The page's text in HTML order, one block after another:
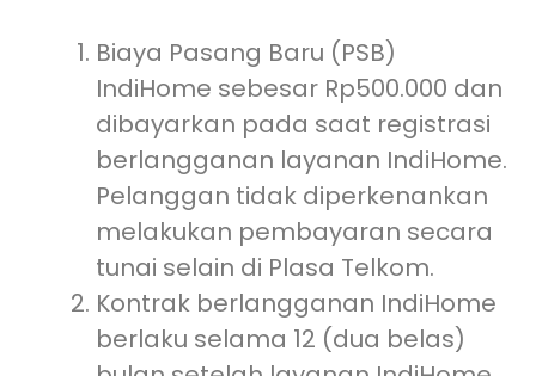
Biaya Pasang Baru (PSB)
IndiHome sebesar Rp500.000 dan
dibayarkan pada saat registrasi
berlangganan layanan IndiHome.
Pelanggan tidak diperkenankan
melakukan pembayaran secara
tunai selain di Plasa Telkom.
Kontrak berlangganan IndiHome
berlaku selama 12 (dua belas)